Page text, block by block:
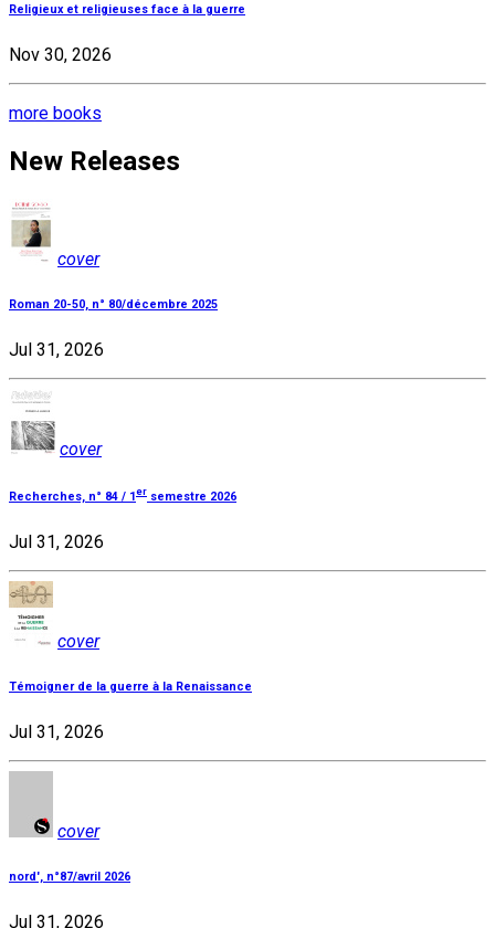
Religieux et religieuses face à la guerre
Nov 30, 2026
more books
New Releases
cover
Roman 20-50, n° 80/décembre 2025
Jul 31, 2026
cover
Recherches, n° 84 / 1 er semestre 2026
Jul 31, 2026
cover
Témoigner de la guerre à la Renaissance
Jul 31, 2026
cover
nord', n°87/avril 2026
Jul 31, 2026